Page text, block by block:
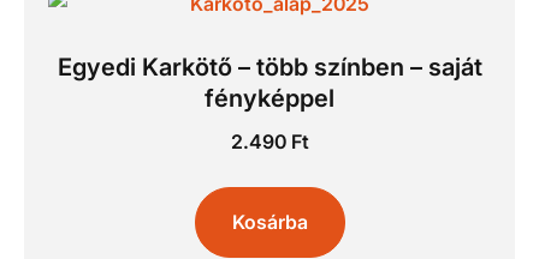
Egyedi Karkötő – több színben – saját
fényképpel
2.490 Ft
Kosárba